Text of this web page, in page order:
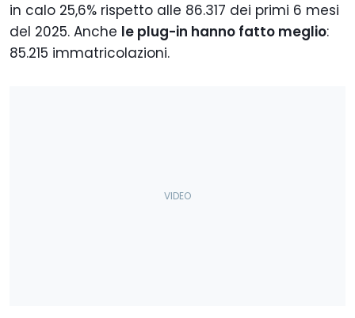
in calo 25,6% rispetto alle 86.317 dei primi 6 mesi
del 2025. Anche le plug-in hanno fatto meglio:
85.215 immatricolazioni.